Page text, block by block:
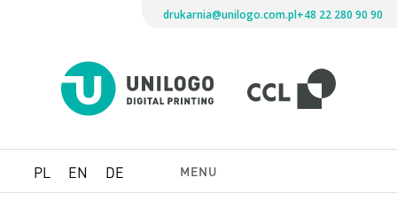
Digital
drukarnia@unilogo.com.pl+48 22 280 90 90
PL EN DE MENU